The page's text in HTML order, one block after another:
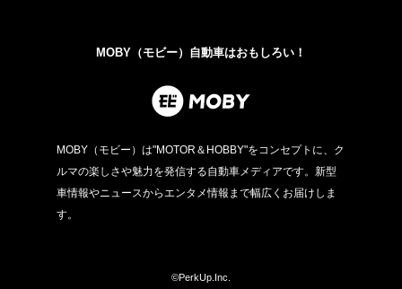
MOBY（モビー）自動車はおもしろい！
MOBY（モビー）は"MOTOR＆HOBBY"をコンセプトに、ク
ルマの楽しさや魅力を発信する自動車メディアです。新型
車情報やニュースからエンタメ情報まで幅広くお届けしま
す。
©PerkUp.Inc.